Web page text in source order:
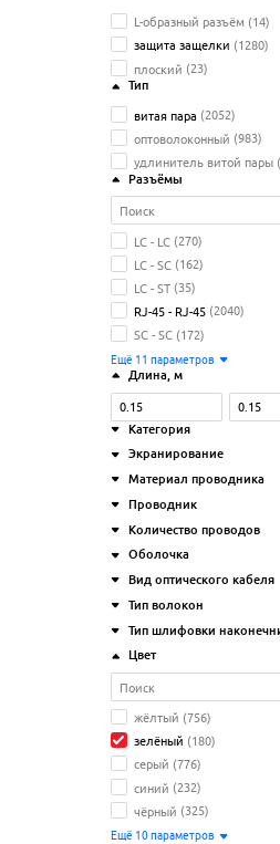
L-образный разъём (14)
защита защелки (1280)
плоский (23)
Тип
витая пара (2052)
оптоволоконный (983)
удлинитель витой пары
Разъёмы
LC - LC (270)
LC - SC (162)
LC - ST (35)
RJ-45 - RJ-45 (2040)
SC - SC (172)
Ещё 11 параметров
Длина , м
Категория
6 (568)
7 (23)
8 (27)
5e (1272)
6a (160)
Ещё1 параметр
Экранирование
F/UTP (88)
FTP (212)
S/FTP (119)
UTP (1552)
нет (1042)
Ещё3 параметрa
Материал проводника
медь (CU) (1129)
омедненный алюминий
(CCA) (397)
Проводник
многожильный (stranded)
одножильный (solid)
Количество проводов
1 пара (11)
2 пары (12)
4 пары (1747)
Оболочка
LSLTx (Low Smoke Low
LSZH (Low Smoke Zero
Halogen) (1805)
PUR (полиуретан)
PVC (ПВХ) (976)
полиэтилен (PE)
Вид оптического кабеля
duplex (684)
simplex (275)
Тип волокон
MM 50/125 (ОМ2) (38)
MM 50/125 (ОМ3)
MM 62.5/125 (OM1) (64)
SM 9/125 (OS2)
Тип шлифовки
APC
PC (50)
UPC (677)
UPC/APC
(99)
Цвет
жёлтый (756)
зелёный (180)
серый (776)
синий (232)
чёрный (325)
Ещё 10параметров